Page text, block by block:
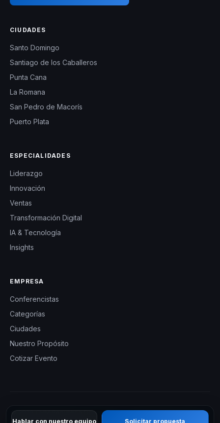
Hablar con nuestro equipo Solicitar propuesta
CIUDADES
Santo Domingo
Santiago de los Caballeros
Punta Cana
La Romana
San Pedro de Macorís
Puerto Plata
ESPECIALIDADES
Liderazgo
Innovación
Ventas
Transformación Digital
IA & Tecnología
Insights
EMPRESA
Conferencistas
Categorías
Ciudades
Nuestro Propósito
Cotizar Evento
© 2026 CHM República Dominicana — Charlas Motivacionales en